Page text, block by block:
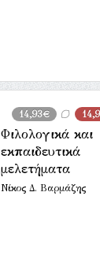
14,93€
Φιλολογικά και
εκπαιδευτικά
μελετήματα
Νίκος Δ. Βαρμάζης